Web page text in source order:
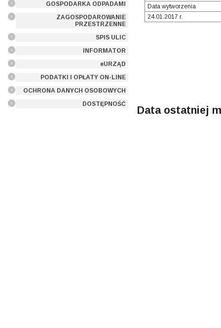
GOSPODARKA ODPADAMI
ZAGOSPODAROWANIE
PRZESTRZENNE
SPIS ULIC
INFORMATOR
eURZĄD
PODATKI I OPŁATY ON-LINE
OCHRONA DANYCH OSOBOWYCH
DOSTĘPNOŚĆ
Data wytworzenia
24.01.2017 r.
Data ostatniej